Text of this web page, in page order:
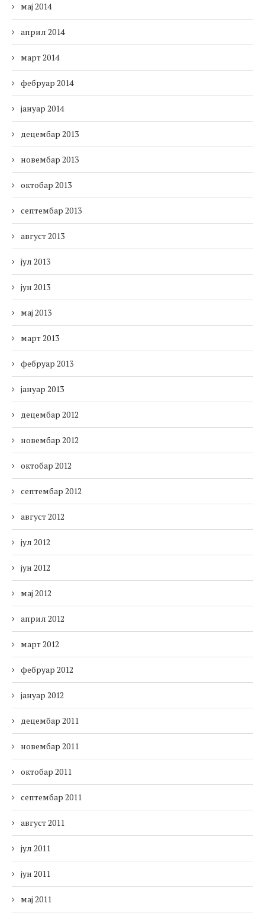
мај 2014
април 2014
март 2014
фебруар 2014
јануар 2014
децембар 2013
новембар 2013
октобар 2013
септембар 2013
август 2013
јул 2013
јун 2013
мај 2013
март 2013
фебруар 2013
јануар 2013
децембар 2012
новембар 2012
октобар 2012
септембар 2012
август 2012
јул 2012
јун 2012
мај 2012
април 2012
март 2012
фебруар 2012
јануар 2012
децембар 2011
новембар 2011
октобар 2011
септембар 2011
август 2011
јул 2011
јун 2011
мај 2011